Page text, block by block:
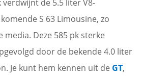
de 5.5 liter V8-
S 63 Limousine, zo
Deze 585 pk sterke
door de bekende 4.0 liter
Je kunt hem kennen uit de GT,